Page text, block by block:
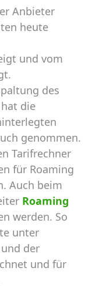
Anbieter
heute
und vom
des
die
genommen.
Tarifrechner
für Roaming
Auch beim
Roaming
werden. So
unter
der
und für